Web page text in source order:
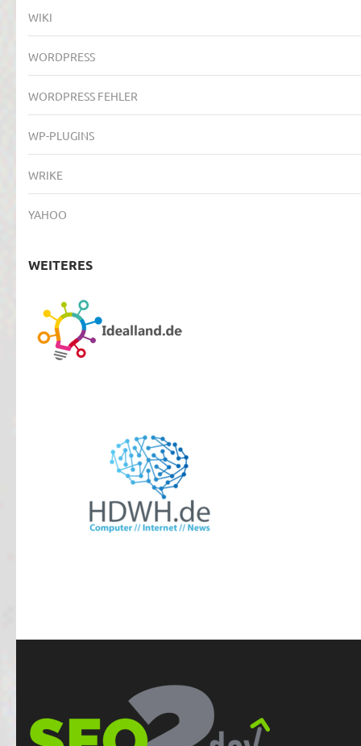
WIKI
WORDPRESS
WORDPRESS FEHLER
WP-PLUGINS
WRIKE
YAHOO
WEITERES